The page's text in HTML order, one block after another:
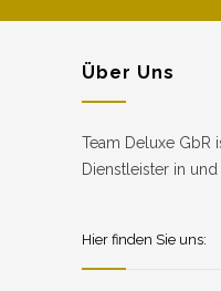
Über Uns
Team Deluxe GbR
Dienstleister in und
Hier finden Sie uns: